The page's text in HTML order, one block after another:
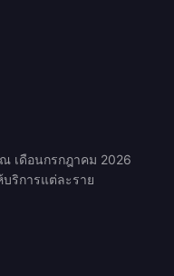
เดือนกรกฎาคม 2026
ริการแต่ละราย